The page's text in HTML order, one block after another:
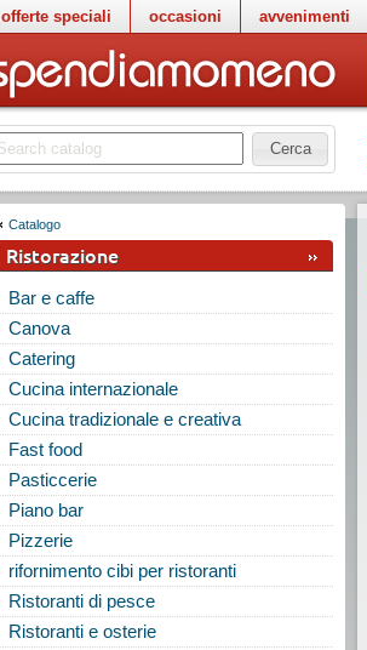
offerte speciali occasioni avvenimenti
Cerca
Catalogo
Ristorazione
Bar e caffe
Canova
Catering
Cucina internazionale
Cucina tradizionale e creativa
Fast food
Pasticcerie
Piano bar
Pizzerie
rifornimento cibi per ristoranti
Ristoranti di pesce
Ristoranti e osterie